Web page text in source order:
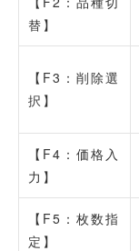
替】
【F3：削除選
択】
【F4：価格入
力】
【F5：枚数指
定】